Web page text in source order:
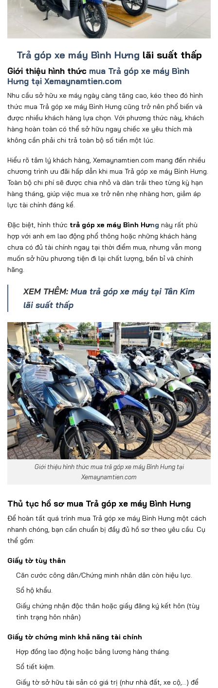
Trả góp xe máy Bình Hưng lãi suất thấp
Giới thiệu hình thức mua Trả góp xe máy Bình
Hưng tại Xemaynamtien.com
Nhu cầu sở hữu xe máy ngày càng tăng cao, kéo theo đó hình
thức mua Trả góp xe máy Bình Hưng cũng trở nên phổ biến và
được nhiều khách hàng lựa chọn. Với phương thức này, khách
hàng hoàn toàn có thể sở hữu ngay chiếc xe yêu thích mà
không cần phải chi trả toàn bộ số tiền một lúc.
Hiểu rõ tâm lý khách hàng, Xemaynamtien.com mang đến nhiều
chương trình ưu đãi hấp dẫn khi mua Trả góp xe máy Bình Hưng.
Toàn bộ chi phí sẽ được chia nhỏ và dàn trải theo từng kỳ hạn
hàng tháng, giúp việc mua xe trở nên nhẹ nhàng hơn, giảm áp
lực tài chính đáng kể.
Đặc biệt, hình thức trả góp xe máy Bình Hưng này rất phù
hợp với anh em lao động phổ thông hoặc những khách hàng
chưa có đủ tài chính ngay tại thời điểm mua, nhưng vẫn mong
muốn sở hữu phương tiện đi lại chất lượng, bền bỉ và chính
hãng.
XEM THÊM:Mua trả góp xe máy tại Tân Kim
lãi suất thấp
Giới thiệu hình thức mua trả góp xe máy Bình Hưng tại
Xemaynamtien.com
Thủ tục hồ sơ mua Trả góp xe máy Bình Hưng
Để hoàn tất quá trình mua Trả góp xe máy Bình Hưng một cách
nhanh chóng, bạn cần chuẩn bị đầy đủ hồ sơ theo yêu cầu. Cụ
thể gồm:
Giấy tờ tùy thân
Căn cước công dân/Chứng minh nhân dân còn hiệu lực.
Sổ hộ khẩu.
Giấy chứng nhậnđộc thân hoặc giấyđăng ký kết hôn (tùy
tình trạng hôn nhân)
Giấy tờ chứng minh khả năng tài chính
Hợpđồng laođộng hoặc bảng lương hàng tháng.
Sổ tiết kiệm.
Giấy tờ sở hữu tài sản có giá trị (như nhàđất, xe cộ,…)để